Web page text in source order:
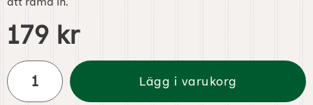
Handla denna produkt Skolplansch 50 x 70 cm - Äpple
pris
179 kr
antal
Lägg i varukorg